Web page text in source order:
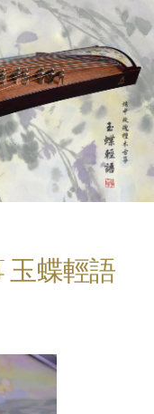
玉蝶輕語